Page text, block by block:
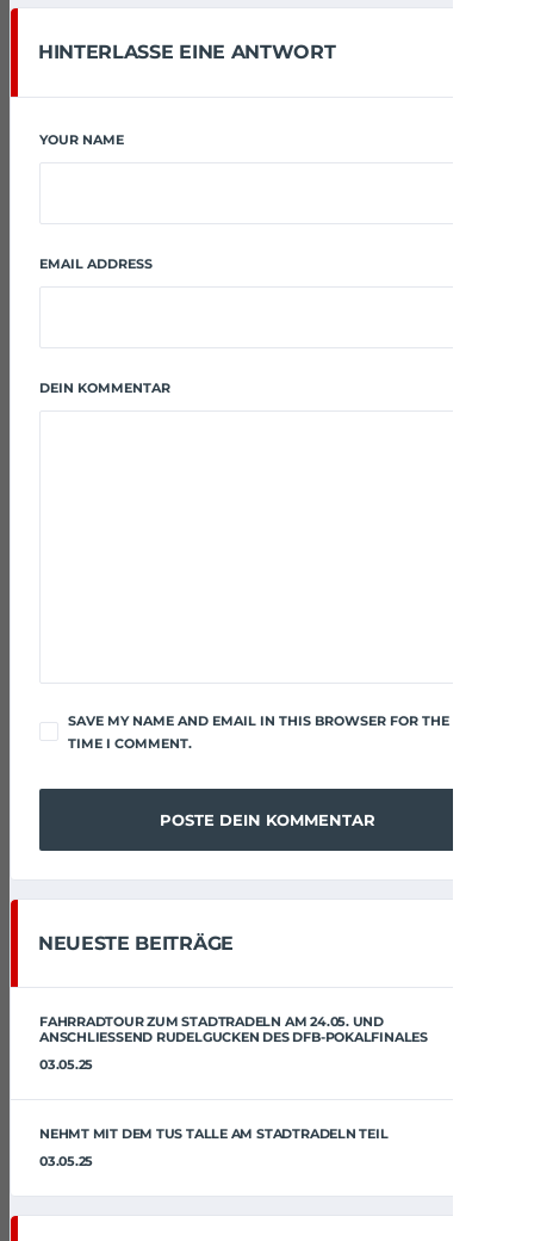
HINTERLASSE EINE ANTWORT
YOUR NAME
EMAIL ADDRESS
DEIN KOMMENTAR
SAVE MY NAME AND EMAIL IN THIS BROWSER FOR THE NEXT
TIME I COMMENT.
NEUESTE BEITRÄGE
FAHRRADTOUR ZUM STADTRADELN AM 24.05. UND
ANSCHLIESSEND RUDELGUCKEN DES DFB-POKALFINALES
03.05.25
NEHMT MIT DEM TUS TALLE AM STADTRADELN TEIL
03.05.25